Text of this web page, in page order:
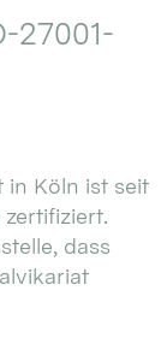
27001-
in Köln ist seit
dass